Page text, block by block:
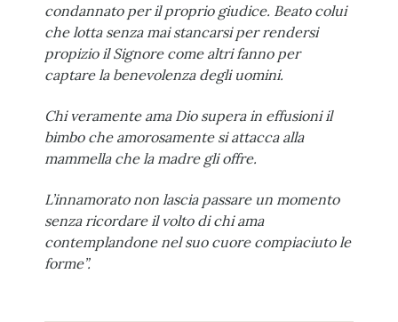
condannato per il proprio giudice. Beato colui
che lotta senza mai stancarsi per rendersi
propizio il Signore come altri fanno per
captare la benevolenza degli uomini.
Chi veramente ama Dio supera in effusioni il
bimbo che amorosamente si attacca alla
mammella che la madre gli offre.
L’innamorato non lascia passare un momento
senza ricordare il volto di chi ama
contemplandone nel suo cuore compiaciuto le
forme”.